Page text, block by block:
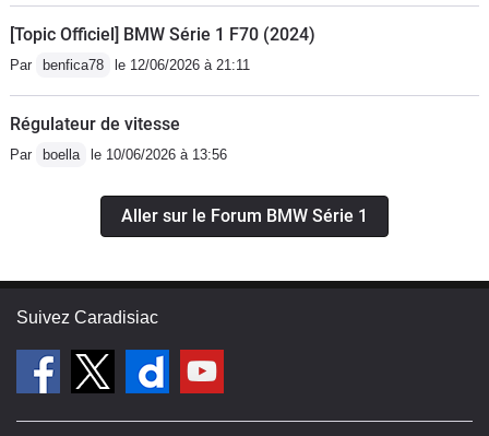
[Topic Officiel] BMW Série 1 F70 (2024)
Par benfica78 le 12/06/2026 à 21:11
Régulateur de vitesse
Par boella le 10/06/2026 à 13:56
Aller sur le Forum BMW Série 1
Suivez Caradisiac